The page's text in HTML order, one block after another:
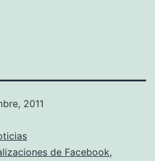
2011
de Facebook,